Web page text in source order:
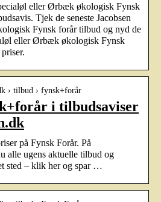
eller Ørbæk økologisk Fynsk
Tjek de seneste Jacobsen
Fynsk forår tilbud og nyd de
eller Ørbæk økologisk Fynsk
› tilbud › fynsk+forår
i tilbudsaviser
på Fynsk Forår. På
alle ugens aktuelle tilbud og
sted – klik her og spar …